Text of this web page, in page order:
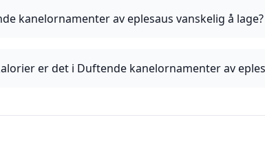
kanelornamenter av eplesaus vanskelig å lage?
er det i Duftende kanelornamenter av